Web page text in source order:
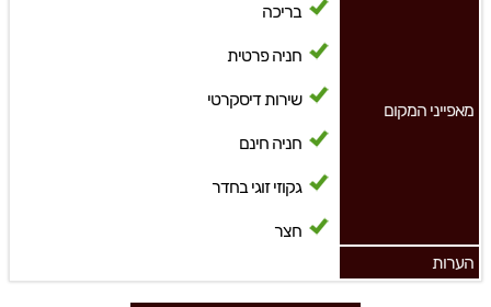
מאפייני המקום
בריכה
חניה פרטית
שירות דיסקרטי
חניה חינם
גקוזי זוגי בחדר
חצר
הערות